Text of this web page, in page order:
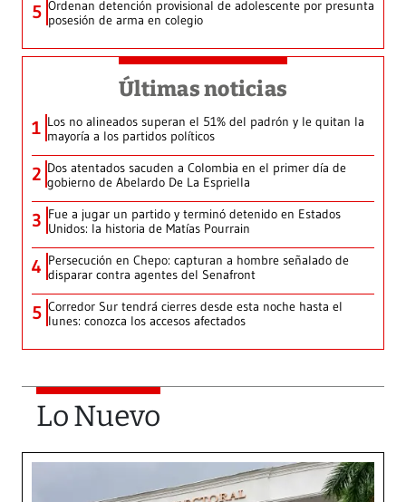
5 Ordenan detención provisional de adolescente por presunta
posesión de arma en colegio
Últimas noticias
1 Los no alineados superan el 51% del padrón y le quitan la
mayoría a los partidos políticos
2 Dos atentados sacuden a Colombia en el primer día de
gobierno de Abelardo De La Espriella
3 Fue a jugar un partido y terminó detenido en Estados
Unidos: la historia de Matías Pourrain
4 Persecución en Chepo: capturan a hombre señalado de
disparar contra agentes del Senafront
5 Corredor Sur tendrá cierres desde esta noche hasta el
lunes: conozca los accesos afectados
Lo Nuevo